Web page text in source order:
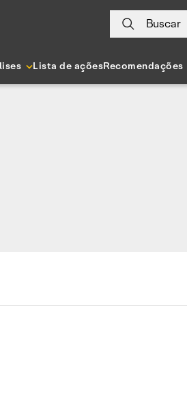
Buscar
Lista de açõesRecomendações